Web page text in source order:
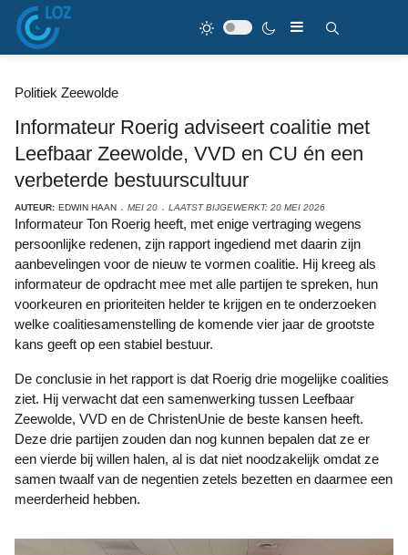
Politiek Zeewolde
Informateur Roerig adviseert coalitie met
Leefbaar Zeewolde, VVD en CU én een
verbeterde bestuurscultuur
AUTEUR: EDWIN HAAN MEI 20 LAATST BIJGEWERKT: 20 MEI 2026
Informateur Ton Roerig heeft, met enige vertraging wegens
persoonlijke redenen, zijn rapport ingediend met daarin zijn
aanbevelingen voor de nieuw te vormen coalitie. Hij kreeg als
informateur de opdracht mee met alle partijen te spreken, hun
voorkeuren en prioriteiten helder te krijgen en te onderzoeken
welke coalitiesamenstelling de komende vier jaar de grootste
kans geeft op een stabiel bestuur.
De conclusie in het rapport is dat Roerig drie mogelijke coalities
ziet. Hij verwacht dat een samenwerking tussen Leefbaar
Zeewolde, VVD en de ChristenUnie de beste kansen heeft.
Deze drie partijen zouden dan nog kunnen bepalen dat ze er
een vierde bij willen halen, al is dat niet noodzakelijk omdat ze
samen twaalf van de negentien zetels bezetten en daarmee een
meerderheid hebben.